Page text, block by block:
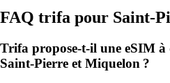
FAQ trifa pour Saint-
Trifa propose‑t‑il une eSIM
Saint‑Pierre et Miquelon ?